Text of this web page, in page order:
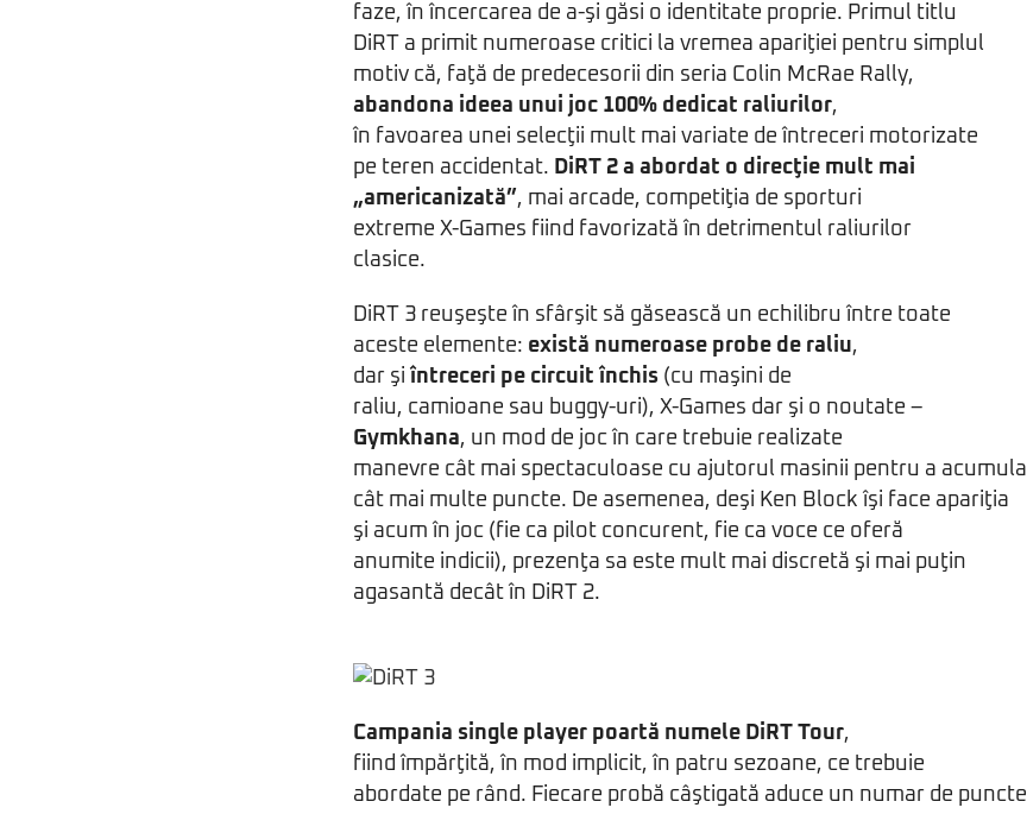
faze, în încercarea de a-şi găsi o identitate proprie. Primul titlu
DiRT a primit numeroase critici la vremea apariţiei pentru simplul
motiv că, faţă de predecesorii din seria Colin McRae Rally,
abandona ideea unui joc 100% dedicat raliurilor,
în favoarea unei selecţii mult mai variate de întreceri motorizate
pe teren accidentat. DiRT 2 a abordat o direcţie mult mai
„americanizată”, mai arcade, competiţia de sporturi
extreme X-Games fiind favorizată în detrimentul raliurilor
clasice.
DiRT 3 reuşeşte în sfârşit să găsească un echilibru între toate
aceste elemente: există numeroase probe de raliu,
dar şi întreceri pe circuit închis (cu maşini de
raliu, camioane sau buggy-uri), X-Games dar şi o noutate –
Gymkhana, un mod de joc în care trebuie realizate
manevre cât mai spectaculoase cu ajutorul masinii pentru a acumula
cât mai multe puncte. De asemenea, deşi Ken Block îşi face apariţia
şi acum în joc (fie ca pilot concurent, fie ca voce ce oferă
anumite indicii), prezenţa sa este mult mai discretă şi mai puţin
agasantă decât în DiRT 2.
Campania single player poartă numele DiRT Tour,
fiind împărţită, în mod implicit, în patru sezoane, ce trebuie
abordate pe rând. Fiecare probă câştigată aduce un numar de puncte